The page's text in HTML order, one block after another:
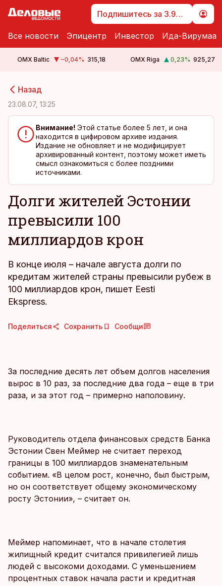
Подпишитесь за 3.99 €
Все новости Эпицентр Инвестор Ида-Вирумаа
OMX Baltic −0,04% 315,18 OMX Riga 0,23% 925,27
Назад
23.08.07, 13:25
Внимание! Этой статье более 5 лет, и она
находится в цифировом архиве издания.
Издание не обновляет и не модифицирует
архивированный контент, поэтому может иметь
смысл ознакомиться с более поздними
источниками.
Долги жителей Эстонии
превысили 100
миллиардов крон
В конце июля – начале августа долги по
кредитам жителей страны превысили рубеж в
100 миллиардов крон, пишет Eesti
Ekspress.
Поделиться Сохранить Сообщи
За последние десять лет объем долгов населения
вырос в 10 раз, за последние два года – еще в три
раза, и за этот год – примерно наполовину.
Руководитель отдела финансовых средств Банка
Эстонии Свен Меймер не считает переход
границы в 100 миллиардов знаменательным
событием. «В целом рост, конечно, был быстрым,
но он соответствует общему экономическому
росту Эстонии», – считает он.
Меймер напоминает, что в начале столетия
жилищный кредит считался привилегией лишь
людей с высокоми доходами. С уменьшением
процентных ставок начала расти и кредитная